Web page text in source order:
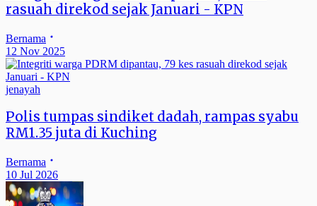
rasuah direkod sejak Januari - KPN
Bernama
12 Nov 2025
jenayah
Polis tumpas sindiket dadah, rampas syabu
RM1.35 juta di Kuching
Bernama
10 Jul 2026